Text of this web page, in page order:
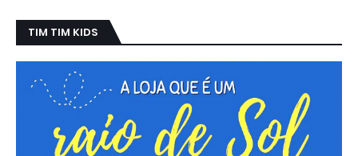
TIM TIM KIDS